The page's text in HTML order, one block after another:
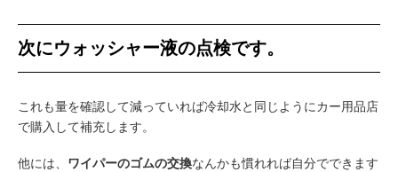
次にウォッシャー液の点検です。
これも量を確認して減っていれば冷却水と同じようにカー用品店
で購入して補充します。
他には、 ワイパーのゴムの交換なんかも慣れれば自分でできます